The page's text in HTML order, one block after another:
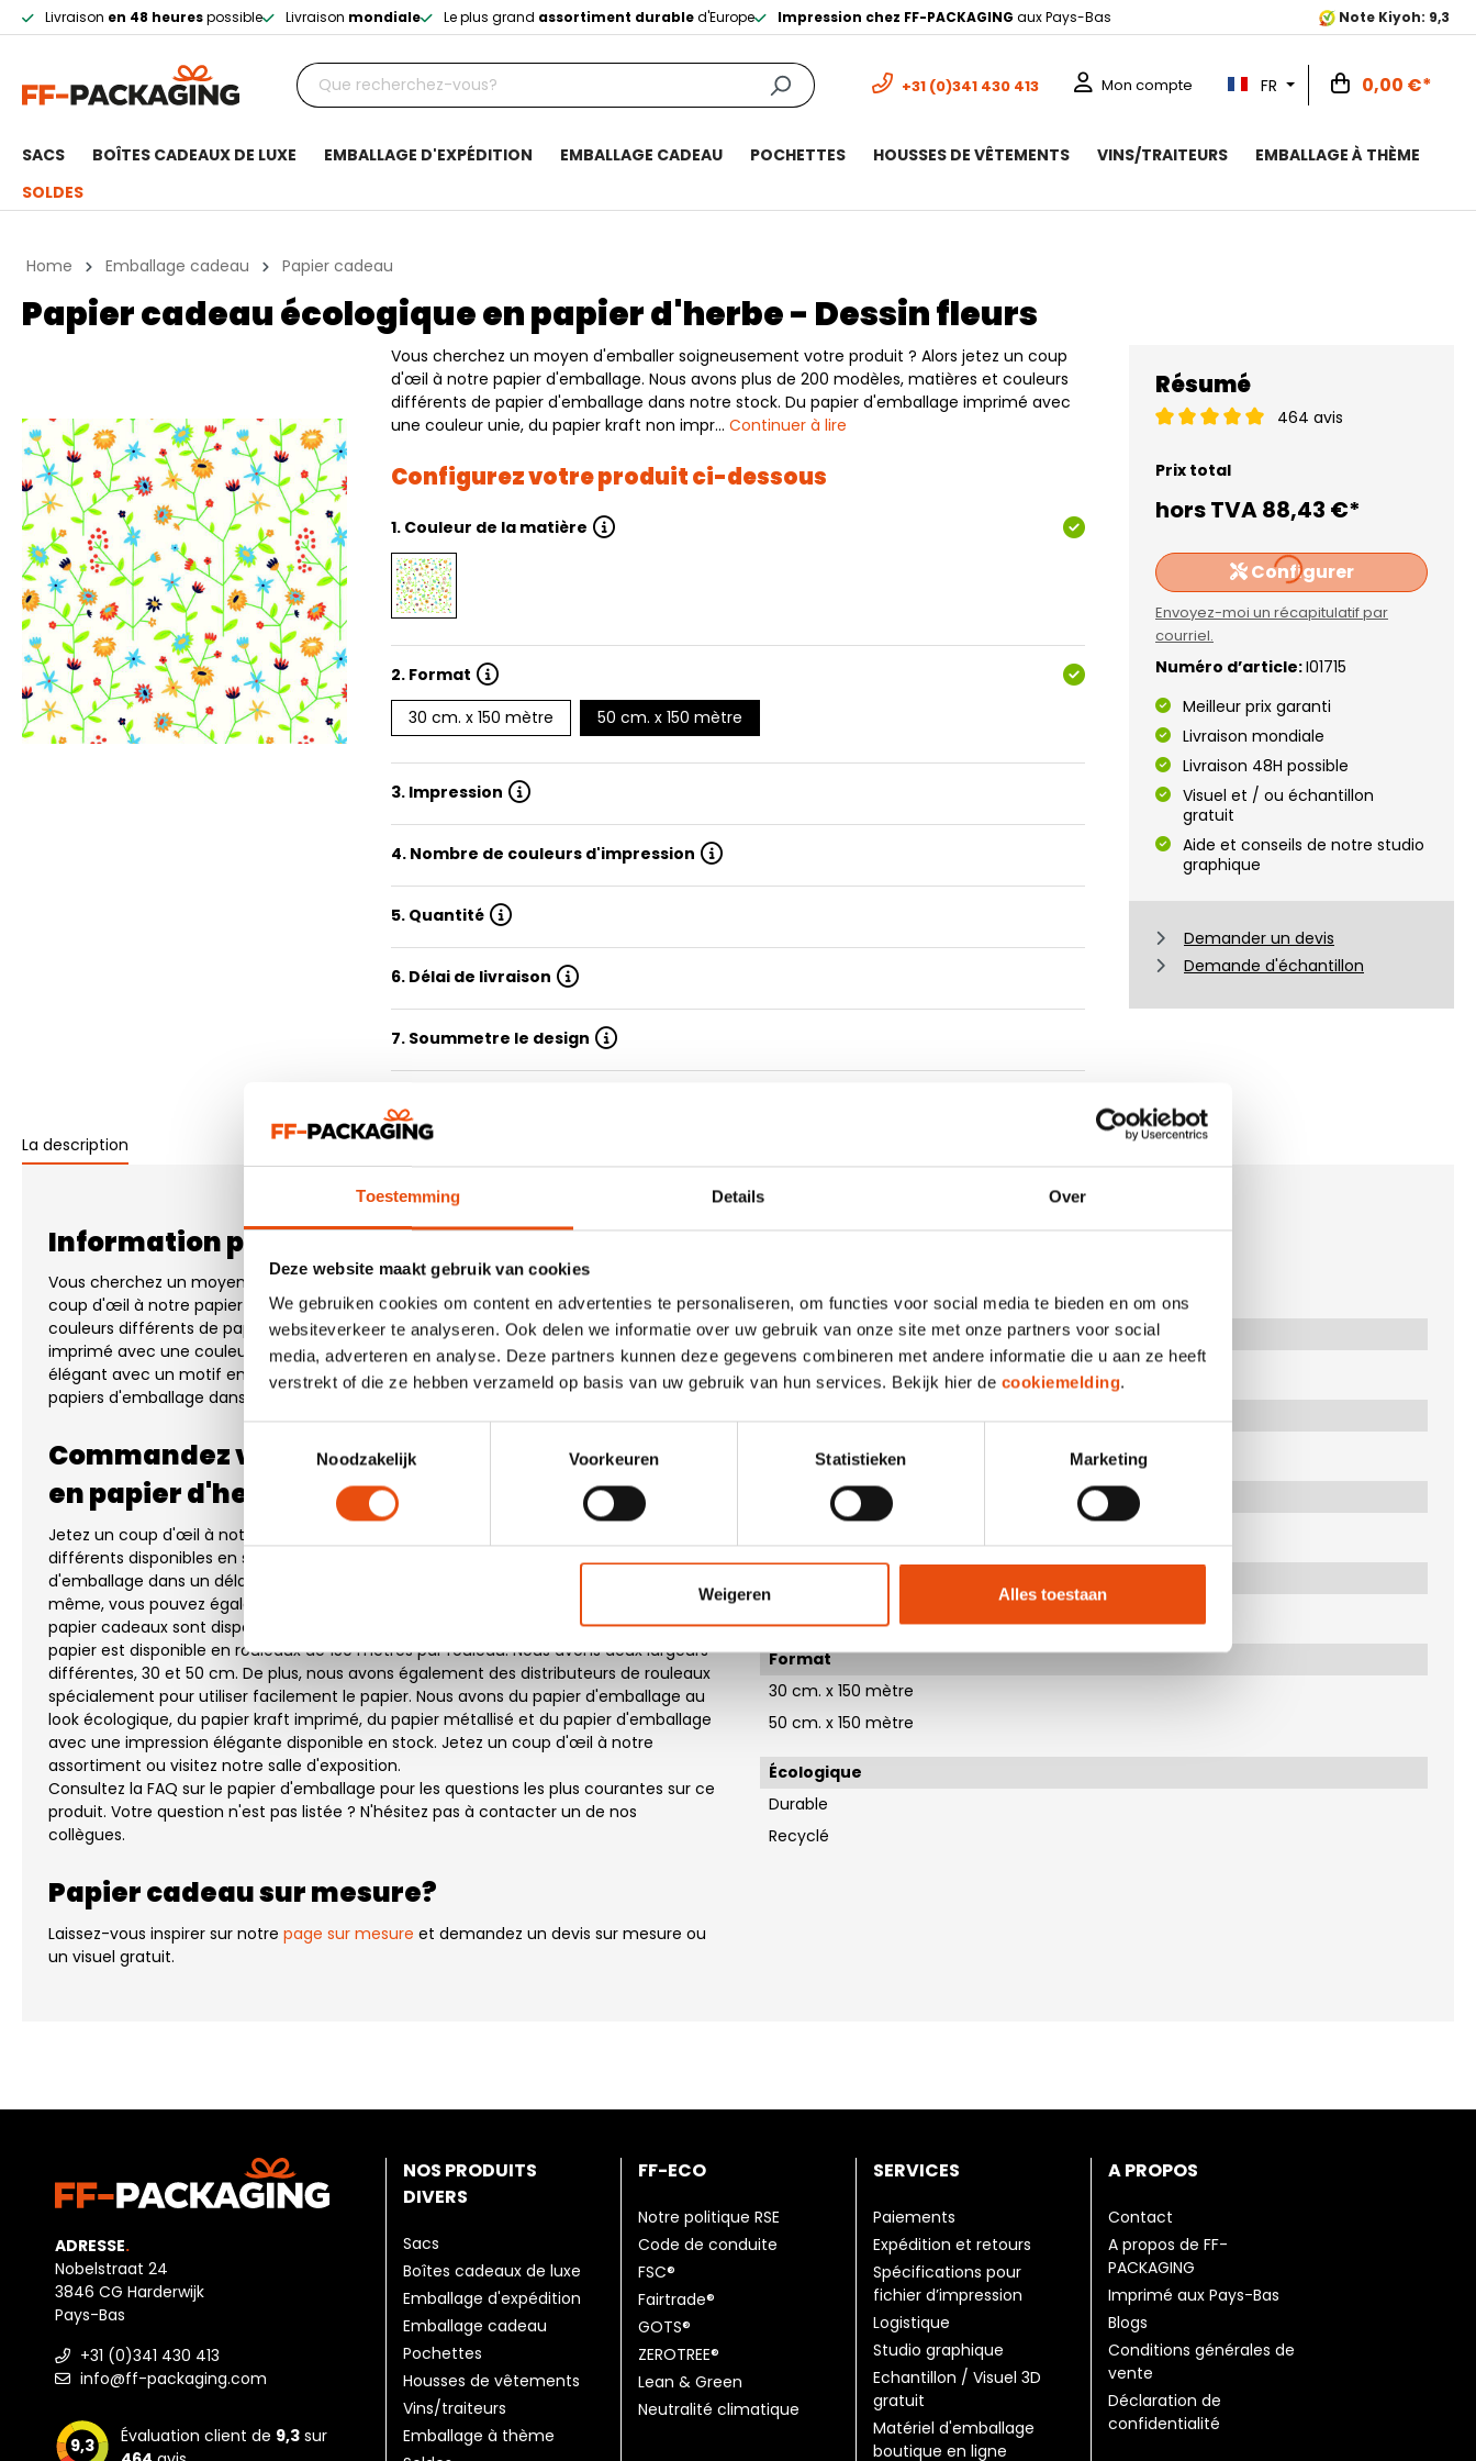
Toestemming Details Over
Deze website maakt gebruik van cookies
We gebruiken cookies om content en advertenties te personaliseren, om functies voor social media te bieden en om ons
websiteverkeer te analyseren. Ook delen we informatie over uw gebruik van onze site met onze partners voor social
media, adverteren en analyse. Deze partners kunnen deze gegevens combineren met andere informatie die u aan ze heeft
verstrekt of die ze hebben verzameld op basis van uw gebruik van hun services. Bekijk hier de cookiemelding.
Noodzakelijk
Voorkeuren Statistieken Marketing
Weigeren Alles toestaan
Livraison en 48 heurespossible Livraison mondiale Le plus grand assortiment durabled'Europe Impression chez FF-PACKAGING aux Pays-Bas Note Kiyoh: 9,3
+31 (0)341 430 413 Mon compte FR 0,00 €*
SACS BOÎTES CADEAUX DE LUXE EMBALLAGE D'EXPÉDITION EMBALLAGE CADEAU POCHETTES HOUSSES DE VÊTEMENTS VINS/TRAITEURS
EMBALLAGE À THÈME
SOLDES
Home Emballage cadeau Papier cadeau
Papier cadeau écologique en papier d'herbe - Dessin fleurs
Vous cherchez un moyen d'emballer soigneusement votre produit ? Alors jetez un coup
d'œil à notre papier d'emballage. Nous avons plus de 200 modèles, matières et couleurs
différents de papier d'emballage dans notre stock. Du papier d'emballage imprimé avec
une couleur unie, du papier kraft non impr… Continuer à lire
Configurez votre produit ci-dessous
1. Couleur de la matière
2. Format
30 cm. x 150 mètre
50 cm. x 150 mètre
3. Impression
4. Nombre de couleurs d'impression
5. Quantité
6. Délai de livraison
7. Soummetre le design
Résumé
464 avis
Prix total
hors TVA88,43 €*
Configurer
Loading...
Envoyez-moi un récapitulatif par
courriel.
Numéro d’article:I01715
Meilleur prix garanti
Livraison mondiale
Livraison 48H possible
Visuel et / ou échantillon
gratuit
Aide et conseils de notre studio
graphique
Demander un devis
Demande d'échantillon
La description
Information produit "Papier cadeau écologique en papier d'herbe - Dessin fleurs"
Vous cherchez un moyen d'emballer soigneusement votre produit ? Alors jetez un
coup d'œil à notre papier d'emballage. Nous avons plus de 200 modèles, matières et
couleurs différents de papier d'emballage dans notre stock. Du papier d'emballage
imprimé avec une couleur unie, du papier kraft non imprimé et du papier d'emballage
élégant avec un motif en 1 ou plusieurs couleurs. Nous pouvons vous livrer tous nos
papiers d'emballage dans un délai de 1 à 5 jours ouvrables.
Commandez votre Papier cadeau écologique
en papier d'herbe - Dessin fleurs
Jetez un coup d'œil à notre papier d'emballage. Nous avons de nombreux modèles
différents disponibles en stock pour vous. Nous pouvons vous livrer notre papier
d'emballage dans un délai de 1 à 5 jours ouvrables. Si vous en avez besoin le jour
même, vous pouvez également récupérer le papier d'emballage chez nous. Tous les
papier cadeaux sont disponible en stock et peut vous être envoyé le jour même. Le
papier est disponible en rouleaux de 150 mètres par rouleau. Nous avons deux largeurs
différentes, 30 et 50 cm. De plus, nous avons également des distributeurs de rouleaux
spécialement pour utiliser facilement le papier. Nous avons du papier d'emballage au
look écologique, du papier kraft imprimé, du papier métallisé et du papier d'emballage
avec une impression élégante disponible en stock. Jetez un coup d'œil à notre
assortiment ou visitez notre salle d'exposition.
Consultez la FAQ sur le papier d'emballage pour les questions les plus courantes sur ce
produit. Votre question n'est pas listée ? N'hésitez pas à contacter un de nos
collègues.
Papier cadeau sur mesure?
Laissez-vous inspirer sur notre page sur mesure et demandez un devis sur mesure ou
un visuel gratuit.
Propriétés
Modèle
Rouleau
Matière
Couleur matière
Multicolore
Format
30 cm. x 150 mètre
50 cm. x 150 mètre
Écologique
Durable
Recyclé
ADRESSE.
Nobelstraat 24
3846 CG Harderwijk
Pays-Bas
+31 (0)341 430 413
info@ff-packaging.com
9,3 Évaluation client de 9,3 sur
NOS PRODUITS
DIVERS
Sacs
Boîtes cadeaux de luxe
Emballage d'expédition
Emballage cadeau
Pochettes
Housses de vêtements
Vins/traiteurs
Emballage à thème
FF-ECO
Notre politique RSE
Code de conduite
FSC®
Fairtrade®
GOTS®
ZEROTREE®
Lean & Green
Neutralité climatique
SERVICES
Paiements
Expédition et retours
Spécifications pour
fichier d’impression
Logistique
Studio graphique
Echantillon / Visuel 3D
gratuit
Matériel d'emballage
boutique en ligne
A PROPOS
Contact
A propos de FF-
PACKAGING
Imprimé aux Pays-Bas
Blogs
Conditions générales de
vente
Déclaration de
confidentialité